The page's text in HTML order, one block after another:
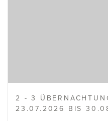
2 - 3
23.07.2026 BIS